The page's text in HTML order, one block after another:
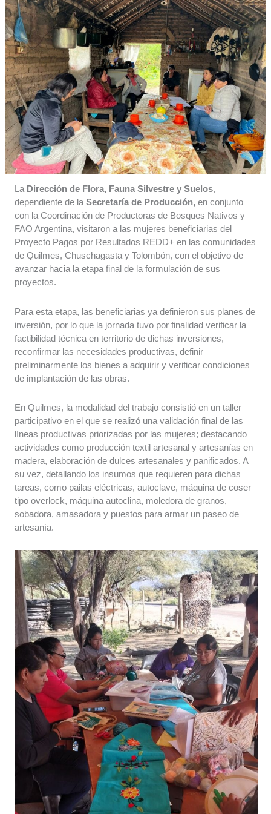
La Dirección de Flora, Fauna Silvestre y Suelos,
dependiente de la Secretaría de Producción, en conjunto
con la Coordinación de Productoras de Bosques Nativos y
FAO Argentina, visitaron a las mujeres beneficiarias del
Proyecto Pagos por Resultados REDD+ en las comunidades
de Quilmes, Chuschagasta y Tolombón, con el objetivo de
avanzar hacia la etapa final de la formulación de sus
proyectos.
Para esta etapa, las beneficiarias ya definieron sus planes de
inversión, por lo que la jornada tuvo por finalidad verificar la
factibilidad técnica en territorio de dichas inversiones,
reconfirmar las necesidades productivas, definir
preliminarmente los bienes a adquirir y verificar condiciones
de implantación de las obras.
En Quilmes, la modalidad del trabajo consistió en un taller
participativo en el que se realizó una validación final de las
líneas productivas priorizadas por las mujeres; destacando
actividades como producción textil artesanal y artesanías en
madera, elaboración de dulces artesanales y panificados. A
su vez, detallando los insumos que requieren para dichas
tareas, como pailas eléctricas, autoclave, máquina de coser
tipo overlock, máquina autoclina, moledora de granos,
sobadora, amasadora y puestos para armar un paseo de
artesanía.